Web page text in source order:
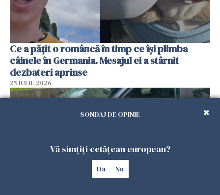
Ce a pățit o româncă în timp ce își plimba
câinele în Germania. Mesajul ei a stârnit
dezbateri aprinse
25 IULIE 2026
SONDAJ DE OPINIE
Vă simțiți cetățean european?
Da Nu